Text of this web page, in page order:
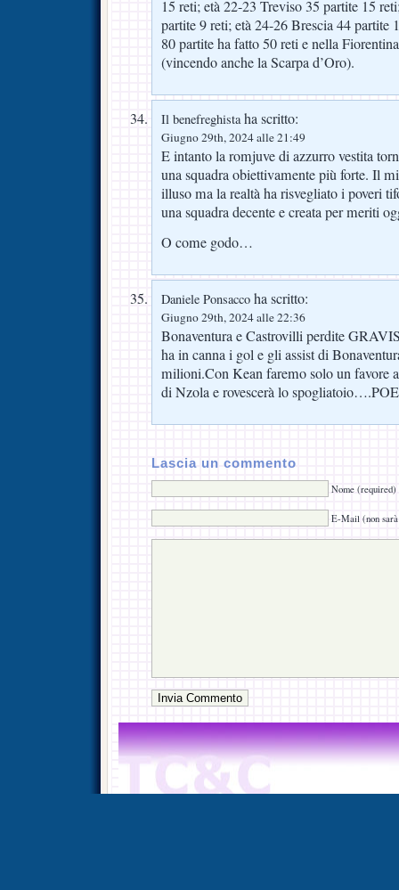
15 reti; età 22-23 Treviso 35 partite 15
partite 9 reti; età 24-26 Brescia 44 partite
80 partite ha fatto 50 reti e nella
(vincendo anche la Scarpa d’Oro).
Il benefreghistaha scritto:
Giugno 29th, 2024 alle 21:49
E intanto la romjuve di azzurro vestita
una squadra obiettivamente più forte. Il
illuso ma la realtà ha risvegliato i poveri
una squadra decente e creata per meriti
O come godo…
Daniele Ponsacco ha scritto:
Giugno 29th, 2024 alle 22:36
Bonaventura e Castrovilli perdite
ha in canna i gol e gli assist di
milioni.Con Kean faremo solo un favore
di Nzola e rovescerà lo
Lascia un commento
Nome (required)
E-Mail (non